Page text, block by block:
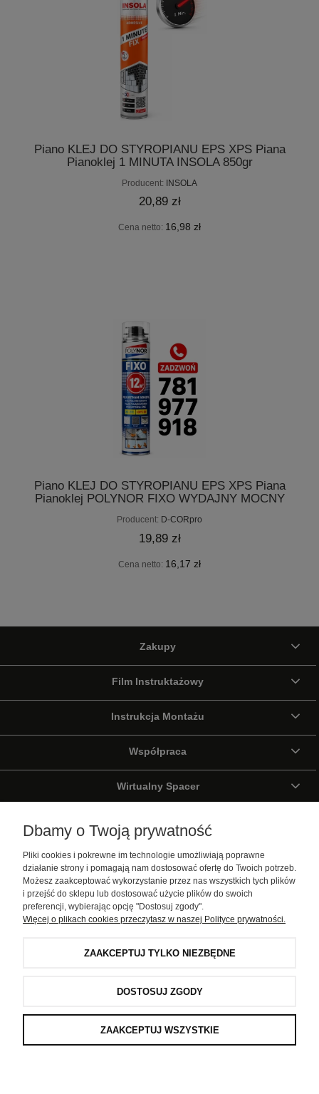
Piano KLEJ DO STYROPIANU EPS XPS Piana
Pianoklej 1 MINUTA INSOLA 850gr
Producent: INSOLA
20,89 zł
Cena netto: 16,98 zł
Piano KLEJ DO STYROPIANU EPS XPS Piana
Pianoklej POLYNOR FIXO WYDAJNY MOCNY
Producent: D-CORpro
19,89 zł
Cena netto: 16,17 zł
Zakupy
Film Instruktażowy
Instrukcja Montażu
Współpraca
Wirtualny Spacer
Pomoc
Moje konto
Informacje
Dbamy o Twoją prywatność
Pliki cookies i pokrewne im technologie umożliwiają poprawne
działanie strony i pomagają nam dostosować ofertę do Twoich potrzeb.
Możesz zaakceptować wykorzystanie przez nas wszystkich tych plików
i przejść do sklepu lub dostosować użycie plików do swoich
preferencji, wybierając opcję "Dostosuj zgody".
Więcej o plikach cookies przeczytasz w naszej Polityce prywatności.
ZAAKCEPTUJ TYLKO NIEZBĘDNE
DOSTOSUJ ZGODY
ZAAKCEPTUJ WSZYSTKIE